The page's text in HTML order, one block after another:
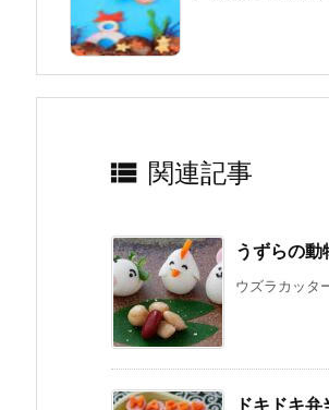
 関連記事
うずらの動
ウズラカッタ
ドキドキ